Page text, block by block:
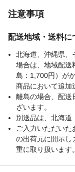
注意事項
配送地域・送料に
北海道、沖縄県、
場合は、地域配送
島：1,700円）が
商品において追加
離島の場合、配送
ざいます。
別送品は、北海道
ご入力いただい
の出荷元に開示し
重に取り扱います。